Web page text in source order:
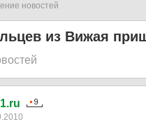
новостей
из Вижая